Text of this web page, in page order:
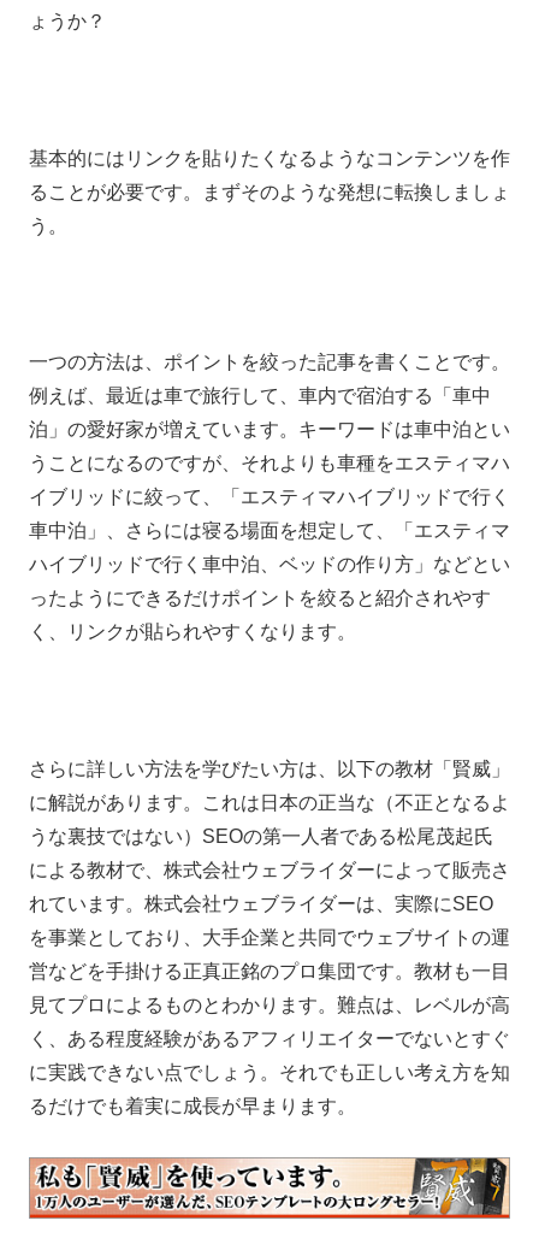
ょうか？
基本的にはリンクを貼りたくなるようなコンテンツを作
ることが必要です。まずそのような発想に転換しましょ
う。
一つの方法は、ポイントを絞った記事を書くことです。
例えば、最近は車で旅行して、車内で宿泊する「車中
泊」の愛好家が増えています。キーワードは車中泊とい
うことになるのですが、それよりも車種をエスティマハ
イブリッドに絞って、「エスティマハイブリッドで行く
車中泊」、さらには寝る場面を想定して、「エスティマ
ハイブリッドで行く車中泊、ベッドの作り方」などとい
ったようにできるだけポイントを絞ると紹介されやす
く、リンクが貼られやすくなります。
さらに詳しい方法を学びたい方は、以下の教材「賢威」
に解説があります。これは日本の正当な（不正となるよ
うな裏技ではない）SEOの第一人者である松尾茂起氏
による教材で、株式会社ウェブライダーによって販売さ
れています。株式会社ウェブライダーは、実際にSEO
を事業としており、大手企業と共同でウェブサイトの運
営などを手掛ける正真正銘のプロ集団です。教材も一目
見てプロによるものとわかります。難点は、レベルが高
く、ある程度経験があるアフィリエイターでないとすぐ
に実践できない点でしょう。それでも正しい考え方を知
るだけでも着実に成長が早まります。